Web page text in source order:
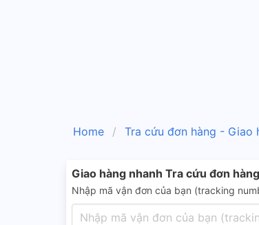
Home Tra cứu đơn hàng - Giao
Giao hàng nhanh Tra cứu đơn hàng
Nhập mã vận đơn của bạn (tracking